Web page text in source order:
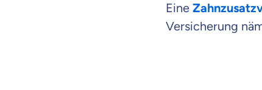
Eine
Versicherung